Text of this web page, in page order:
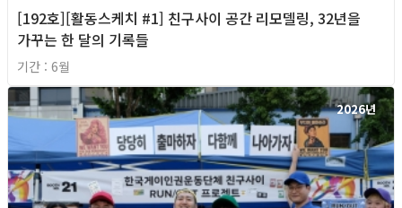
[192호][활동스케치 #1] 친구사이 공간 리모델링, 32년을
가꾸는 한 달의 기록들
기간 : 6월
2026년